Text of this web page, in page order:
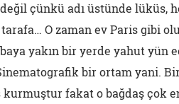
çünkü adı üstünde lüküs,
O zaman ev Paris gibi
yakın bir yerde yahut
bir ortam yani.
fakat o bağdaş çok